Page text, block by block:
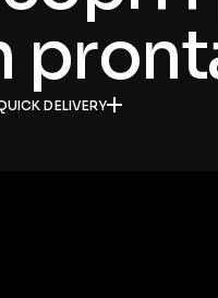
DELIVERY